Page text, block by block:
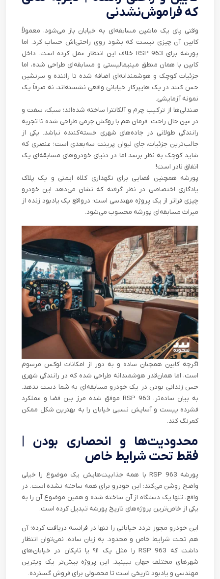
که فراموش‌نشدنی
وقتی پای یک ماشین مسابقه‌ای به خیابان باز می‌شود، معمولاً
کابین آن چیزی نیست که بشود روی راحتی‌اش حساب کرد. اما
پورشه برای 963 RSP خلاف این انتظار عمل کرده است. داخل
کابین با همان منطق مینیمالیستی و مسابقه‌ای طراحی شده، اما
جزئیات کوچک و هوشمندانه‌ای اضافه شده تا راننده و سرنشین
حس کنند در یک هایپرکار خیابانی واقعی نشسته‌اند، نه صرفاً یک
نمونه آزمایشی.
صندلی‌ها از ترکیب چرم و آلکانترا ساخته شده‌اند؛ سبک، سفت و
در عین حال راحت. فرمان هم با روکش چرمی طراحی شده تا تجربه
رانندگی طولانی در جاده‌های شهری خسته‌کننده نباشد. یکی از
جالب‌ترین جزئیات، جای لیوان پرینت سه‌بعدی است؛ عنصری که
شاید کوچک به نظر برسد اما در دنیای خودروهای مسابقه‌ای یک
اتفاق نادر است!
پورشه همچنین فضایی برای نگهداری کلاه ایمنی و یک پلاک
یادگاری اختصاصی در نظر گرفته که نشان می‌دهد این خودرو
چیزی فراتر از یک پروژه مهندسی است؛ درواقع یک یادبود زنده از
میراث مسابقه‌ای پورشه محسوب می‌شود.
اگرچه کابین همچنان ساده و به دور از امکانات لوکس مرسوم
است، اما همان‌قدر هوشمندانه طراحی شده که در رانندگی شهری
حس زندانی بودن در یک خودرو مسابقه‌ای به شما دست ندهد.
به بیان ساده‌تر، 963 RSP موفق شده مرز بین فضا و عملکرد
فشرده پیست و آسایش نسبی خیابان را به بهترین شکل ممکن
کمرنگ کند.
محدودیت‌ها و انحصاری بودن |
فقط تحت شرایط خاص
پورشه 963 RSP با همه جذابیت‌هایش یک موضوع را خیلی
واضح روشن می‌کند: این خودرو برای همه ساخته نشده است. در
واقع، تنها یک دستگاه از آن ساخته شده و همین موضوع آن را به
یکی از خاص‌ترین پروژه‌های تاریخ پورشه تبدیل کرده است.
این خودرو مجوز تردد خیابانی را تنها در فرانسه دریافت کرده؛ آن
هم تحت شرایط خاص و محدود. به زبان ساده، نمی‌توان انتظار
داشت که 963 RSP را مثل یک ۹۱۱ یا تایکان در خیابان‌های
شهرهای مختلف جهان ببینید. این پروژه بیش‌تر یک ویترین
مهندسی و یادبود تاریخی است تا محصولی برای فروش گسترده.